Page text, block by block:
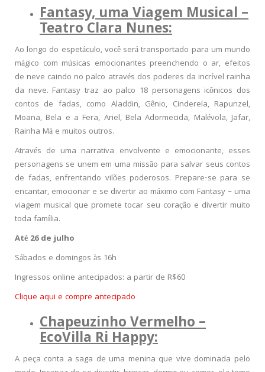
Fantasy, uma Viagem Musical –
Teatro Clara Nunes:
Ao longo do espetáculo, você será transportado para um mundo
mágico com músicas emocionantes preenchendo o ar, efeitos
de neve caindo no palco através dos poderes da incrível rainha
da neve. Fantasy traz ao palco 18 personagens icônicos dos
contos de fadas, como Aladdin, Gênio, Cinderela, Rapunzel,
Moana, Bela e a Fera, Ariel, Bela Adormecida, Malévola, Jafar,
Rainha Má e muitos outros.
Através de uma narrativa envolvente e emocionante, esses
personagens se unem em uma missão para salvar seus contos
de fadas, enfrentando vilões poderosos. Prepare-se para se
encantar, emocionar e se divertir ao máximo com Fantasy – uma
viagem musical que promete tocar seu coração e divertir muito
toda família.
Até 26 de julho
Sábados e domingos às 16h
Ingressos online antecipados: a partir de R$60
Clique aqui e compre antecipado
Chapeuzinho Vermelho –
EcoVilla Ri Happy:
A peça conta a saga de uma menina que vive dominada pelo